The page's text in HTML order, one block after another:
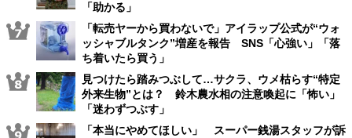
「助かる」
「転売ヤーから買わないで」アイラップ公式が“ウォ
ッシャブルタンク”増産を報告 SNS「心強い」「落
ち着いたら買う」
見つけたら踏みつぶして…サクラ、ウメ枯らす“特定
外来生物”とは？ 鈴木農水相の注意喚起に「怖い」
「迷わずつぶす」
「本当にやめてほしい」 スーパー銭湯スタッフが訴